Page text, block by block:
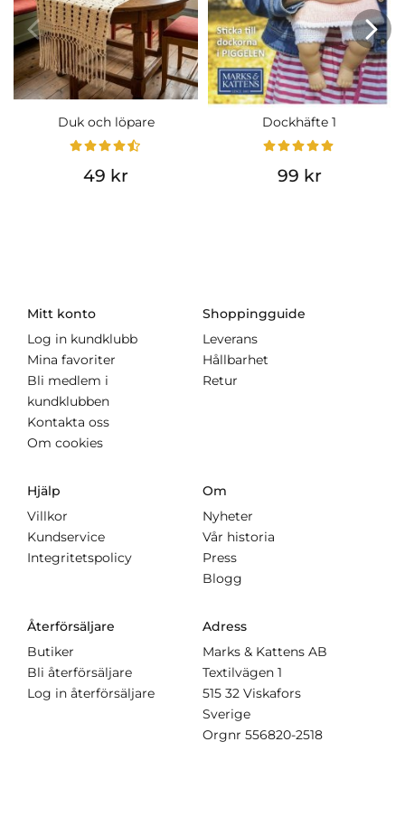
Duk och löpare
49 kr
Dockhäfte 1
99 kr
Mitt konto
Log in kundklubb
Mina favoriter
Bli medlem i
kundklubben
Kontakta oss
Om cookies
Shoppingguide
Leverans
Hållbarhet
Retur
Hjälp
Villkor
Kundservice
Integritetspolicy
Om
Nyheter
Vår historia
Press
Blogg
Återförsäljare
Butiker
Bli återförsäljare
Log in återförsäljare
Adress
Marks & Kattens AB
Textilvägen 1
515 32 Viskafors
Sverige
Orgnr 556820-2518